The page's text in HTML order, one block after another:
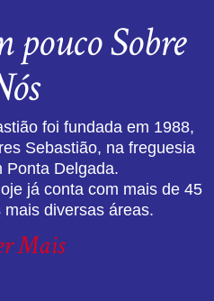
pouco Sobre
foi fundada em 1988,
Sebastião, na freguesia
Ponta Delgada.
já conta com mais de 45
diversas áreas.
Mais